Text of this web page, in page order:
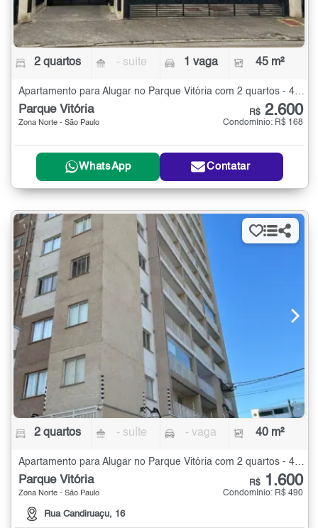
2 quartos - suíte 1 vaga 45 m²
Parque Vitória
Zona Norte - São Paulo
R$ 2.600
Condomínio: R$ 168
WhatsApp Contatar
2 quartos - suíte - vaga 40 m²
Apartamento para Alugar no Parque Vitória com 2 quartos - 40 m²
Parque Vitória
Zona Norte - São Paulo
Rua Candiruaçu, 16
R$ 1.600
Condomínio: R$ 490